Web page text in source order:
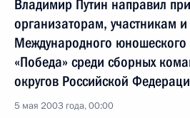
Владимир Путин направил
организаторам, участникам и
Международного юношеского
«Победа» среди сборных
округов Российской
5 мая 2003 года, 00:00